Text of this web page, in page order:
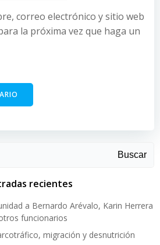
correo electrónico y sitio web
la próxima vez que haga un
Buscar
recientes
a Bernardo Arévalo, Karin Herrera
funcionarios
migración y desnutrición